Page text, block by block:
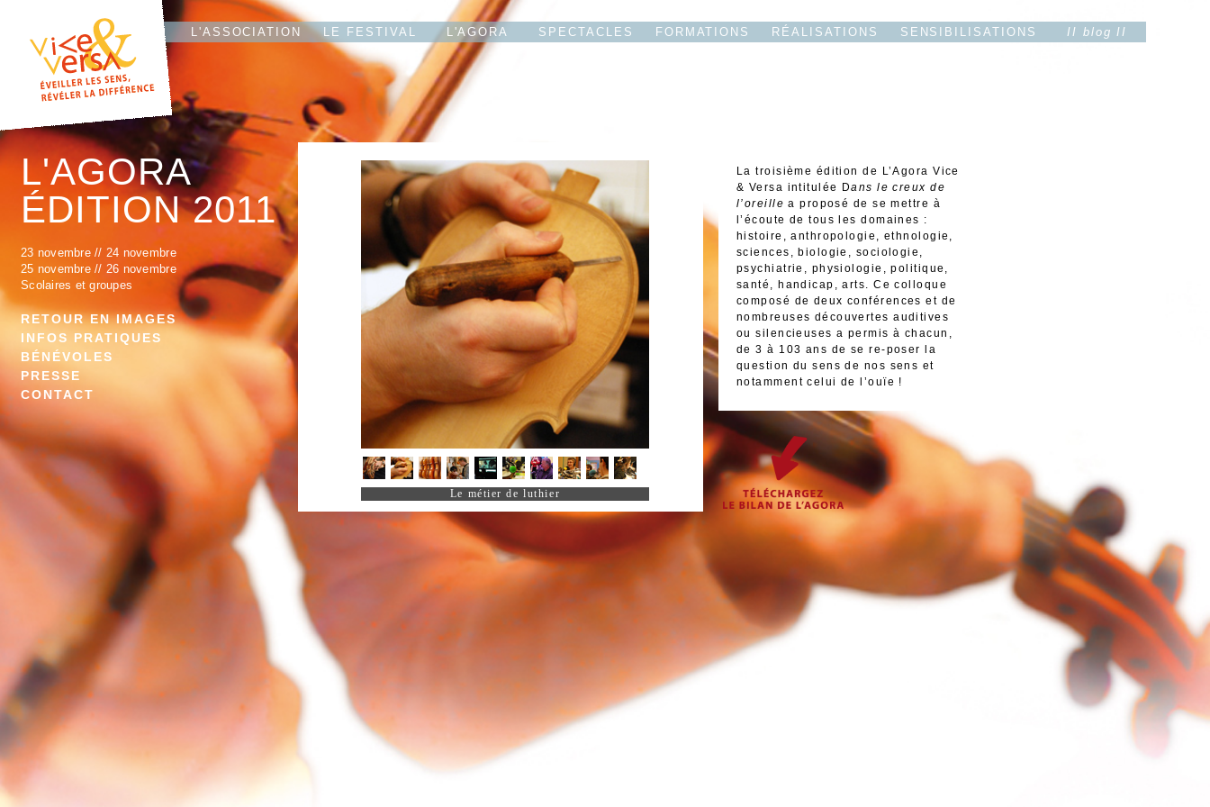
L'T L'ASSOCIATION LE FESTIVAL L'AGORA SPECTACLES FORMATIONS RÉALISATIONS SENSIBILISATIONS II blog II
L'AGORA
ÉDITION 2011
23 novembre// 24 novembre
25 novembre// 26 novembre
Scolaires et groupes
RETOUR EN IMAGES
INFOS PRATIQUES
BÉNÉVOLES
PRESSE
CONTACT
Le métier de luthier
La troisième édition de L’Agora Vice
& Versa intitulée Dans le creux de
l’oreillea proposé de se mettre à
l’écoute de tous les domaines :
histoire, anthropologie, ethnologie,
sciences, biologie, sociologie,
psychiatrie, physiologie, politique,
santé, handicap, arts. Ce colloque
composé de deux conférences et de
nombreuses découvertes auditives
ou silencieuses a permis à chacun,
de 3 à 103 ans de se re-poser la
question du sens de nos sens et
notamment celui de l’ouïe !